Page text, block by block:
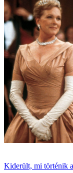
Kiderült, mi történik